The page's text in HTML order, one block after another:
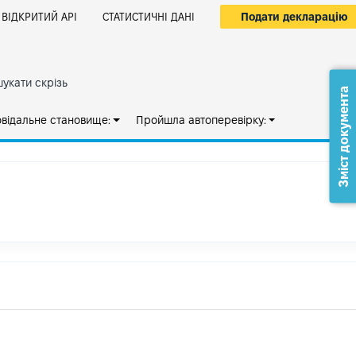
ВІДКРИТИЙ АРІ СТАТИСТИЧНІ ДАНІ Подати декларацію
скрізь
становище: Пройшла автоперевірку: Зміст документа